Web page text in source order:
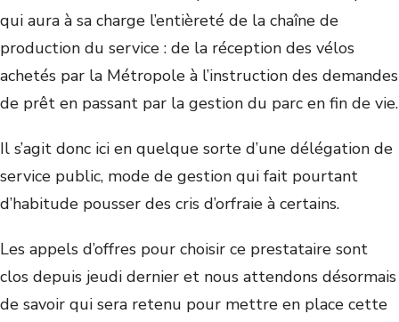
qui aura à sa charge l’entièreté de la chaîne de
production du service : de la réception des vélos
achetés par la Métropole à l’instruction des demandes
de prêt en passant par la gestion du parc en fin de vie.
Il s’agit donc ici en quelque sorte d’une délégation de
service public, mode de gestion qui fait pourtant
d’habitude pousser des cris d’orfraie à certains.
Les appels d’offres pour choisir ce prestataire sont
clos depuis jeudi dernier et nous attendons désormais
de savoir qui sera retenu pour mettre en place cette